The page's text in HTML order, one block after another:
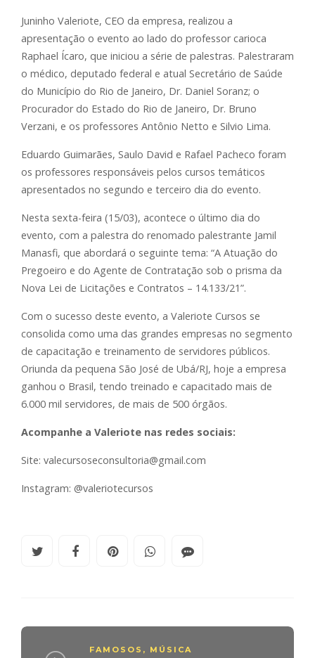
Juninho Valeriote, CEO da empresa, realizou a
apresentação o evento ao lado do professor carioca
Raphael Ícaro, que iniciou a série de palestras. Palestraram
o médico, deputado federal e atual Secretário de Saúde
do Município do Rio de Janeiro, Dr. Daniel Soranz; o
Procurador do Estado do Rio de Janeiro, Dr. Bruno
Verzani, e os professores Antônio Netto e Silvio Lima.
Eduardo Guimarães, Saulo David e Rafael Pacheco foram
os professores responsáveis pelos cursos temáticos
apresentados no segundo e terceiro dia do evento.
Nesta sexta-feira (15/03), acontece o último dia do
evento, com a palestra do renomado palestrante Jamil
Manasfi, que abordará o seguinte tema: “A Atuação do
Pregoeiro e do Agente de Contratação sob o prisma da
Nova Lei de Licitações e Contratos – 14.133/21”.
Com o sucesso deste evento, a Valeriote Cursos se
consolida como uma das grandes empresas no segmento
de capacitação e treinamento de servidores públicos.
Oriunda da pequena São José de Ubá/RJ, hoje a empresa
ganhou o Brasil, tendo treinado e capacitado mais de
6.000 mil servidores, de mais de 500 órgãos.
Acompanhe a Valeriote nas redes sociais:
Site: valecursoseconsultoria@gmail.com
Instagram: @valeriotecursos
FAMOSOS , MÚSICA